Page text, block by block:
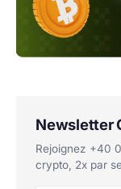
Newsletter
Rejoignez +40
crypto, 2x par